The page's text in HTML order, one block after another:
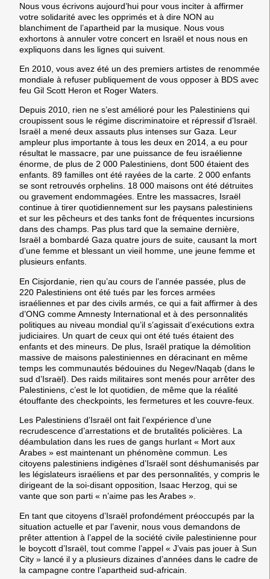
Nous vous écrivons aujourd’hui pour vous inciter à affirmer
votre solidarité avec les opprimés et à dire NON au
blanchiment de l’apartheid par la musique. Nous vous
exhortons à annuler votre concert en Israël et nous nous en
expliquons dans les lignes qui suivent.
En 2010, vous avez été un des premiers artistes de renommée
mondiale à refuser publiquement de vous opposer à BDS avec
feu Gil Scott Heron et Roger Waters.
Depuis 2010, rien ne s’est amélioré pour les Palestiniens qui
croupissent sous le régime discriminatoire et répressif d’Israël.
Israël a mené deux assauts plus intenses sur Gaza. Leur
ampleur plus importante à tous les deux en 2014, a eu pour
résultat le massacre, par une puissance de feu israélienne
énorme, de plus de 2 000 Palestiniens, dont 500 étaient des
enfants. 89 familles ont été rayées de la carte. 2 000 enfants
se sont retrouvés orphelins. 18 000 maisons ont été détruites
ou gravement endommagées. Entre les massacres, Israël
continue à tirer quotidiennement sur les paysans palestiniens
et sur les pêcheurs et des tanks font de fréquentes incursions
dans des champs. Pas plus tard que la semaine dernière,
Israël a bombardé Gaza quatre jours de suite, causant la mort
d’une femme et blessant un vieil homme, une jeune femme et
plusieurs enfants.
En Cisjordanie, rien qu’au cours de l’année passée, plus de
220 Palestiniens ont été tués par les forces armées
israéliennes et par des civils armés, ce qui a fait affirmer à des
d’ONG comme Amnesty International et à des personnalités
politiques au niveau mondial qu’il s’agissait d’exécutions extra
judiciaires. Un quart de ceux qui ont été tués étaient des
enfants et des mineurs. De plus, Israël pratique la démolition
massive de maisons palestiniennes en déracinant en même
temps les communautés bédouines du Negev/Naqab (dans le
sud d’Israël). Des raids militaires sont menés pour arrêter des
Palestiniens, c’est le lot quotidien, de même que la réalité
étouffante des checkpoints, les fermetures et les couvre-feux.
Les Palestiniens d’Israël ont fait l’expérience d’une
recrudescence d’arrestations et de brutalités policières. La
déambulation dans les rues de gangs hurlant « Mort aux
Arabes » est maintenant un phénomène commun. Les
citoyens palestiniens indigènes d’Israël sont déshumanisés par
les législateurs israéliens et par des personnalités, y compris le
dirigeant de la soi-disant opposition, Isaac Herzog, qui se
vante que son parti « n’aime pas les Arabes ».
En tant que citoyens d’Israël profondément préoccupés par la
situation actuelle et par l’avenir, nous vous demandons de
prêter attention à l’appel de la société civile palestinienne pour
le boycott d’Israël, tout comme l’appel « J’vais pas jouer à Sun
City » lancé il y a plusieurs dizaines d’années dans le cadre de
la campagne contre l’apartheid sud-africain.